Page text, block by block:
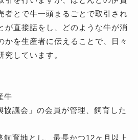
者とで牛一頭まるごとで取引され
が直接話をし、どのような牛が消
かを生産者に伝えることで、日々
しています。
牛
協議会」の会員が管理、飼育した
育地とし、最長かつ12ヶ月以上